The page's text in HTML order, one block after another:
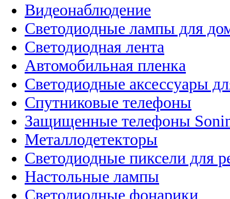
Видеонаблюдение
Светодиодные лампы для
Светодиодная лента
Автомобильная пленка
Светодиодные аксессуары
Спутниковые телефоны
Защищенные телефоны
Металлодетекторы
Светодиодные пиксели для
Настольные лампы
Светодиодные фонарики